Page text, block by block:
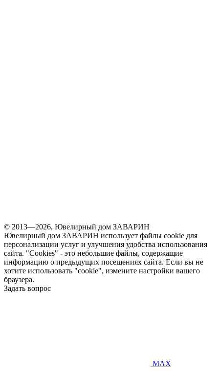
© 2013—2026, Ювелирный дом ЗАВАРИН
Ювелирный дом ЗАВАРИН использует файлы cookie для
персонализации услуг и улучшения удобства использования
сайта. "Cookies" - это небольшие файлы, содержащие
информацию о предыдущих посещениях сайта. Если вы не
хотите использовать "cookie", измените настройки вашего
браузера.
Задать вопрос
MAX